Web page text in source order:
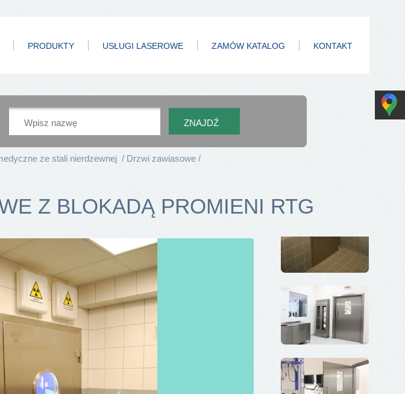
PRODUKTY USŁUGI LASEROWE ZAMÓW KATALOG KONTAKT
ze stali nierdzewnej
Drzwi zawiasowe
Z BLOKADĄ PROMIENI RTG